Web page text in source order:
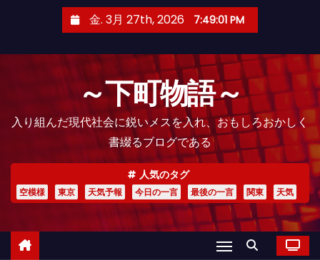
金. 3月 27th, 2026 7:49:02 PM
～下町物語～
入り組んだ現代社会に鋭いメスを入れ、おもしろおかしく
書綴るブログである
人気のタグ
空模様 東京 天気予報 今日の一言 最後の一言 関東 天気